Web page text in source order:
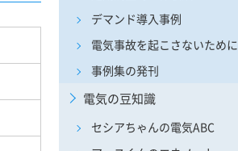
デマンド導入事例
電気事故を起こさないために
事例集の発刊
電気の豆知識
セシアちゃんの電気ABC